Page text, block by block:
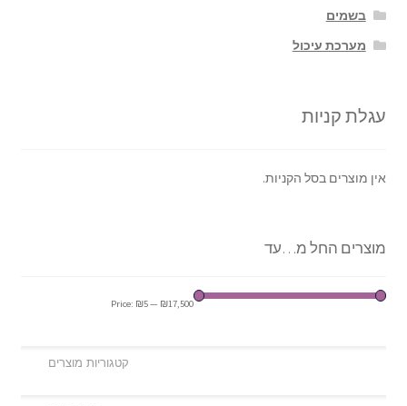
בשמים
מערכת עיכול
עגלת קניות
אין מוצרים בסל הקניות.
מוצרים החל מ…עד
Price: ₪5— ₪17,500